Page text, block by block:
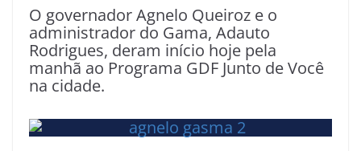
O governador Agnelo Queiroz e o
administrador do Gama, Adauto
Rodrigues, deram início hoje pela
manhã ao Programa GDF Junto de Você
na cidade.